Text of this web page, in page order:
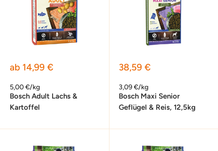
Sonderpreis
ab 14,99 €
5,00 €/kg
Bosch Adult Lachs &
Kartoffel
Sonderpreis
38,59 €
3,09 €/kg
Bosch Maxi Senior
Geflügel & Reis, 12,5kg